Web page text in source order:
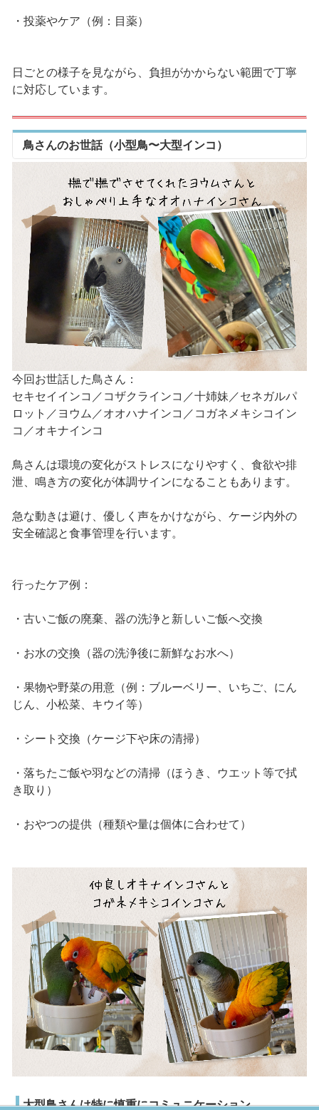
・投薬やケア（例：目薬）
日ごとの様子を見ながら、負担がかからない範囲で丁寧
に対応しています。
鳥さんのお世話（小型鳥〜大型インコ）
今回お世話した鳥さん：
セキセイインコ／コザクラインコ／十姉妹／セネガルパ
ロット／ヨウム／オオハナインコ／コガネメキシコイン
コ／オキナインコ
鳥さんは環境の変化がストレスになりやすく、食欲や排
泄、鳴き方の変化が体調サインになることもあります。
急な動きは避け、優しく声をかけながら、ケージ内外の
安全確認と食事管理を行います。
行ったケア例：
・古いご飯の廃棄、器の洗浄と新しいご飯へ交換
・お水の交換（器の洗浄後に新鮮なお水へ）
・果物や野菜の用意（例：ブルーベリー、いちご、にん
じん、小松菜、キウイ等）
・シート交換（ケージ下や床の清掃）
・落ちたご飯や羽などの清掃（ほうき、ウエット等で拭
き取り）
・おやつの提供（種類や量は個体に合わせて）
大型鳥さんは特に慎重にコミュニケーション